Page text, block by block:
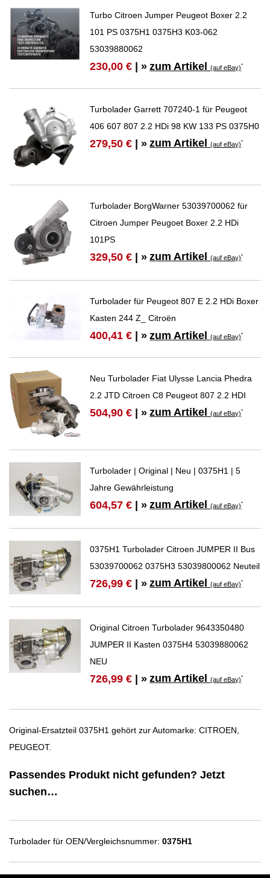
Turbo Citroen Jumper Peugeot Boxer 2.2
101 PS 0375H1 0375H3 K03-062
53039880062
230,00 € | » zum Artikel(auf eBay)*
Turbolader Garrett 707240-1 für Peugeot
406 607 807 2.2 HDi 98 KW 133 PS 0375H0
279,50 € | » zum Artikel(auf eBay)*
Turbolader BorgWarner 53039700062 für
Citroen Jumper Peugoet Boxer 2.2 HDi
101PS
329,50 € | » zum Artikel(auf eBay)*
Turbolader für Peugeot 807 E 2.2 HDi Boxer
Kasten 244 Z_ Citroën
400,41 € | » zum Artikel(auf eBay)*
Neu Turbolader Fiat Ulysse Lancia Phedra
2.2 JTD Citroen C8 Peugeot 807 2.2 HDI
504,90 € | » zum Artikel(auf eBay)*
Turbolader | Original | Neu | 0375H1 | 5
Jahre Gewährleistung
604,57 € | » zum Artikel(auf eBay)*
0375H1 Turbolader Citroen JUMPER II Bus
53039700062 0375H3 53039800062 Neuteil
726,99 € | » zum Artikel(auf eBay)*
Original Citroen Turbolader 9643350480
JUMPER II Kasten 0375H4 53039880062
NEU
726,99 € | » zum Artikel(auf eBay)*
Original-Ersatzteil 0375H1 gehört zur Automarke: CITROEN,
PEUGEOT.
Passendes Produkt nicht gefunden? Jetzt
suchen…
Turbolader für OEN/Vergleichsnummer: 0375H1